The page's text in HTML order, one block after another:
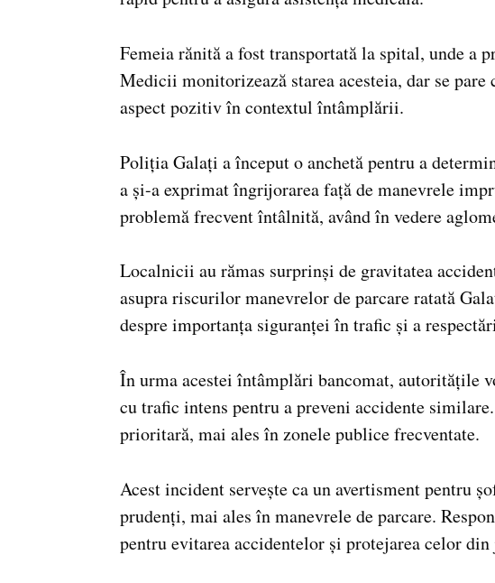
Femeia rănită a fost transportată la spital, unde
Medicii monitorizează starea acesteia, dar se pare
aspect pozitiv în contextul întâmplării.
Poliția Galați a început o anchetă pentru a
a și-a exprimat îngrijorarea față de manevrele
problemă frecvent întâlnită, având în vedere
Localnicii au rămas surprinși de gravitatea
asupra riscurilor manevrelor de parcare ratată
despre importanța siguranței în trafic și a
În urma acestei întâmplări bancomat, autoritățile
cu trafic intens pentru a preveni accidente
prioritară, mai ales în zonele publice frecventate.
Acest incident servește ca un avertisment pentru
prudenți, mai ales în manevrele de parcare.
pentru evitarea accidentelor și protejarea celor din